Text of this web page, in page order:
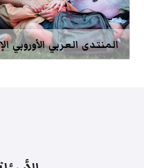
المنتدى العربي الأوروبي